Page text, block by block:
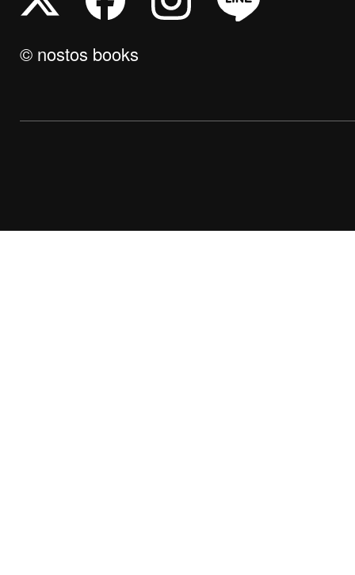
© nostos books